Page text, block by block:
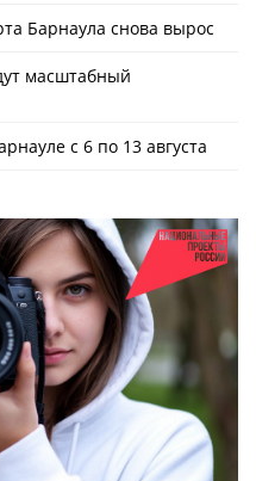
Барнаула снова вырос
масштабный
с 6 по 13 августа